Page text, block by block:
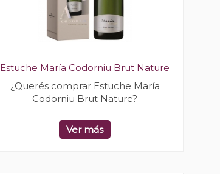
Estuche María Codorniu Brut Nature
¿Querés comprar Estuche María
Codorniu Brut Nature?
Ver más